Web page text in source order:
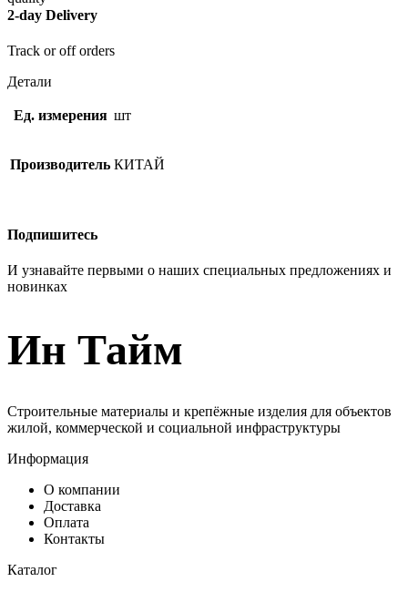
2-day Delivery
Track or off orders
Детали
Ед. измерения шт
Производитель КИТАЙ
Подпишитесь
И узнавайте первыми о наших специальных предложениях и
новинках
Ин Тайм
Строительные материалы и крепёжные изделия для объектов
жилой, коммерческой и социальной инфраструктуры
Информация
О компании
Доставка
Оплата
Контакты
Каталог